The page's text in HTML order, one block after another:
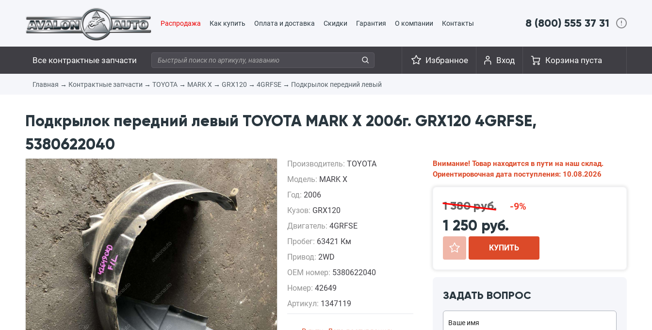
Распродажа Как купить Оплата и доставка Скидки Гарантия О компании Контакты 8 (800) 555 37 31
Все контрактные запчасти Корзина пуста
Вход
Избранное
Главная → Контрактные запчасти → TOYOTA → MARK X → GRX120 → 4GRFSE → Подкрылок передний левый
Подкрылок передний левый TOYOTA MARK X 2006г. GRX120 4GRFSE,
5380622040
Производитель: TOYOTA
Модель: MARK X
Год: 2006
Кузов: GRX120
Двигатель: 4GRFSE
Пробег: 63421 Км
Привод: 2WD
OEM номер: 5380622040
Номер: 42649
Артикул: 1347119
Внимание! Товар находится в пути на наш склад.
Ориентировочная дата поступления: 10.08.2026
1 380 руб. -9%
1 250 руб.
+ КУПИТЬ
ЗАДАТЬ ВОПРОС